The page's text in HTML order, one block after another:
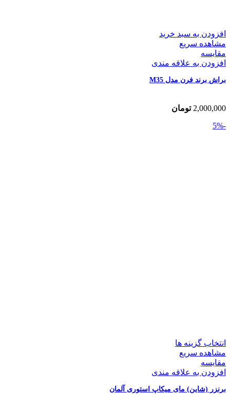
افزودن به سبد خرید
مشاهده سریع
مقایسه
افزودن به علاقه مندی
براش برند فرن مدل M35
2,000,000 تومان
-5%
انتخاب گزینه ها
مشاهده سریع
مقایسه
افزودن به علاقه مندی
برنزر (شاین) مای میکاپ استوری آلمان